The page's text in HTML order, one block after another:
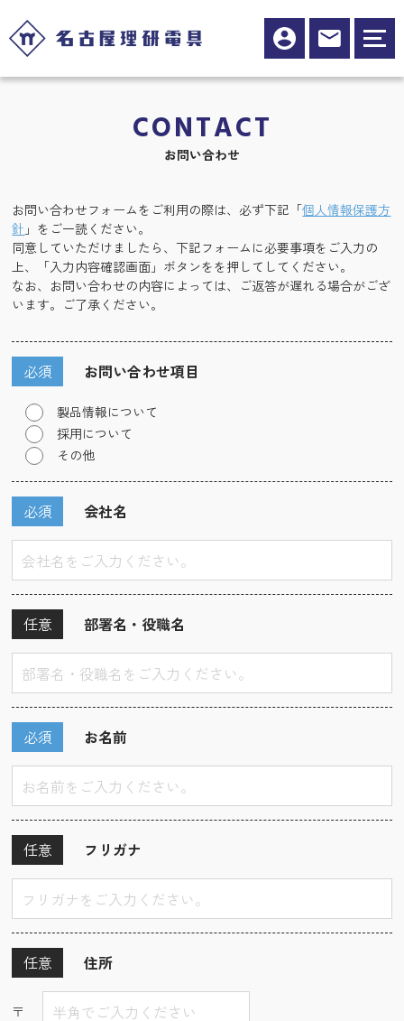
CONTACT
お問い合わせ
お問い合わせフォームをご利用の際は、必ず下記「個人情報保護方
針 」をご一読ください。
同意していただけましたら、下記フォームに必要事項をご入力の
上、「入力内容確認画面」ボタンをを押してしてください。
なお、お問い合わせの内容によっては、ご返答が遅れる場合がござ
います。ご了承ください。
お問い合わせ項目
必須
製品情報について
採用について
その他
会社名
必須
部署名・役職名
任意
お名前
必須
フリガナ
任意
住所
任意
〒